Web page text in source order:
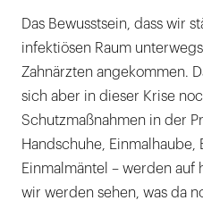
Das Bewusstsein, dass wir
infektiösen Raum
Zahnärzten angekommen.
sich aber in dieser Krise
Schutzmaßnahmen in der
Handschuhe, Einmalhaube,
Einmalmäntel – werden auf
wir werden sehen, was da